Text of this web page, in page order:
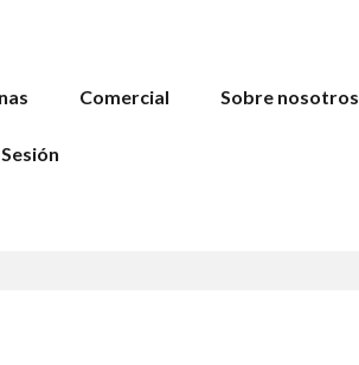
Comercial Sobre nosotros